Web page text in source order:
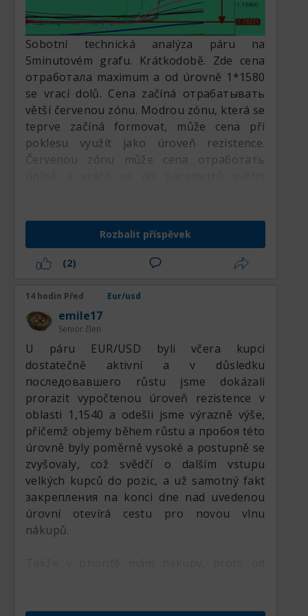
1.1584 s cílovou oblastí TP v zóně 1.1613–
1.1614.
Sobotní technická analýza páru na
5minutovém grafu. Krátkodobě. Zde cena
отработала maximum a od úrovně 1*1580
se vrací dolů. Cena začíná отрабатывать
větší červenou zónu. Modrou zónu, která se
teprve začíná formovat, může cena při
poklesu využít jako úroveň rezistence.
Červenou zónu může cena отработать
Rozbalit příspěvek
(2)
14 hodin Před Eur/usd
emile17
Senior člen
U páru EUR/USD byli včera kupci
dostatečně aktivní a v důsledku
последовавшего růstu jsme dokázali
prorazit vypočtenou úroveň rezistence v
oblasti 1,1540 a odešli jsme výrazně výše,
přičemž objemy během růstu a пробоя této
úrovně byly poměrně vysoké a postupně se
zvyšovaly, což svědčí o dalším vstupu
velkých kupců do pozic, a už samotný fakt
закрепления na konci dne nad uvedenou
úrovní otevírá cestu pro novou vlnu
nákupů.
který začal včera ve druhé polovině